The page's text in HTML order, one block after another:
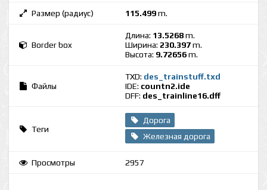
Размер (радиус) 115.499m.
Border box
Длина: 13.5268m.
Ширина: 230.397m.
Высота: 9.72656m.
Файлы
TXD: des_trainstuff.txd
IDE: countn2.ide
DFF: des_trainline16.dff
Теги
Дорога
Железная дорога
Просмотры 2957